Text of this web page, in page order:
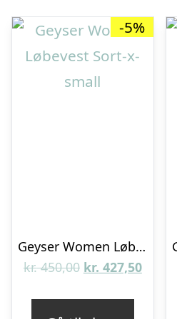
-5%
Geyser Women Løbevest Sort-x-small
kr.450,00 Den
kr. 427,50Den